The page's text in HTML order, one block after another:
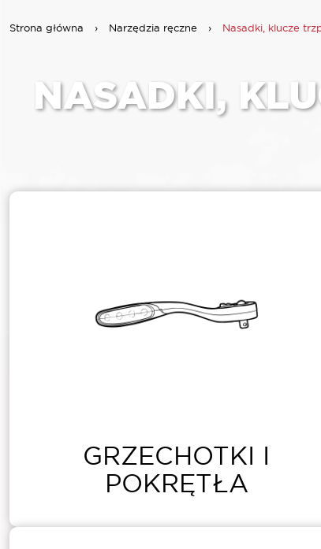
Strona główna › Narzędzia ręczne › Nasadki, klucze
NASADKI,
GRZECHOTKI I
POKRĘTŁA